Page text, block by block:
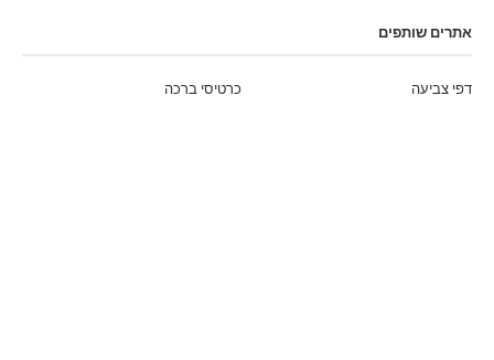
אתרים שותפים
כרטיסי ברכה דפי צביעה